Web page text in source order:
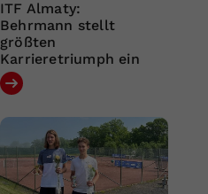
ITF Almaty:
Behrmann stellt
größten
Karrieretriumph ein